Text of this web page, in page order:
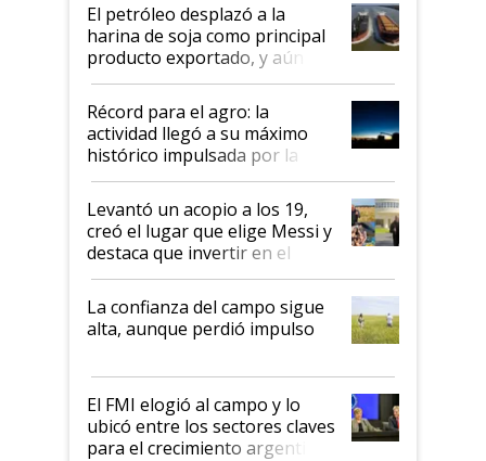
El petróleo desplazó a la
harina de soja como principal
producto exportado, y aún así
el agro aportó casi seis de cada
diez dólares y sostuvo el
liderazgo en un semestre
récord
Récord para el agro: la
actividad llegó a su máximo
histórico impulsada por la
cosecha y las exportaciones
Levantó un acopio a los 19,
creó el lugar que elige Messi y
destaca que invertir en el
kirchnerismo era como "darle
plata a un hijo para droga":
Juan Félix Rossetti, el libertario
que de una dura crisis salió
de Milei
La confianza del campo sigue
alta, aunque perdió impulso
El FMI elogió al campo y lo
ubicó entre los sectores claves
para el crecimiento argentino